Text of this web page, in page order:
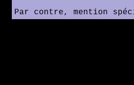
Par contre, mention